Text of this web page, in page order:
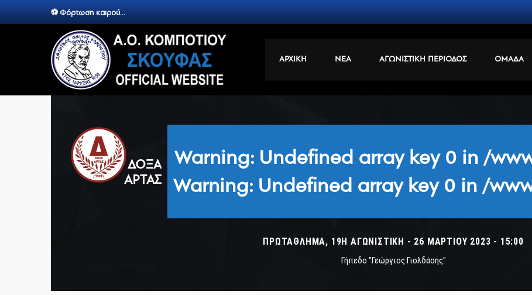
⚽ Φόρτωση καιρού...
ΑΡΧΙΚΗ ΝΕΑ ΑΓΩΝΙΣΤΙΚΗ ΠΕΡΙΟΔΟΣ ΟΜΑΔΑ
ΔΌΞΑ
ΆΡΤΑΣ
Warning: Undefined array key 0 in /
Warning: Undefined array key 0 in /
ΠΡΩΤΆΘΛΗΜΑ, 19Η ΑΓΩΝΙΣΤΙΚΉ - 26 ΜΑΡΤΊΟΥ 2023 - 15:00
Γήπεδο "Γεώργιος Γιολδάσης"